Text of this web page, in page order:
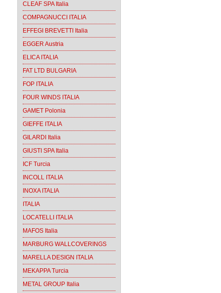
CLEAF SPA Italia
COMPAGNUCCI ITALIA
EFFEGI BREVETTI Italia
EGGER Austria
ELICA ITALIA
FAT LTD BULGARIA
FOP ITALIA
FOUR WINDS ITALIA
GAMET Polonia
GIEFFE ITALIA
GILARDI Italia
GIUSTI SPA Italia
ICF Turcia
INCOLL ITALIA
INOXA ITALIA
ITALIA
LOCATELLI ITALIA
MAFOS Italia
MARBURG WALLCOVERINGS
MARELLA DESIGN ITALIA
MEKAPPA Turcia
METAL GROUP Italia